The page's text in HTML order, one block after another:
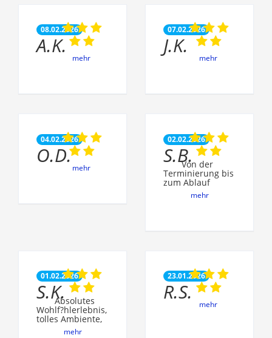
08.02.2026
A.K.
mehr
07.02.2026
J.K.
mehr
04.02.2026
O.D.
mehr
02.02.2026
S.B.Von der
Terminierung bis
zum Ablauf
mehr
01.02.2026
S.K.Absolutes
Wohlf?hlerlebnis,
tolles Ambiente,
mehr
23.01.2026
R.S.
mehr